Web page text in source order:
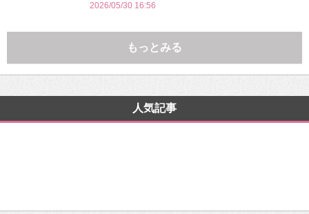
2026/05/30 16:56
もっとみる
人気記事